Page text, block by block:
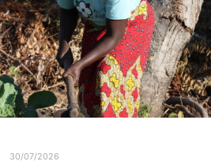
30/07/2026